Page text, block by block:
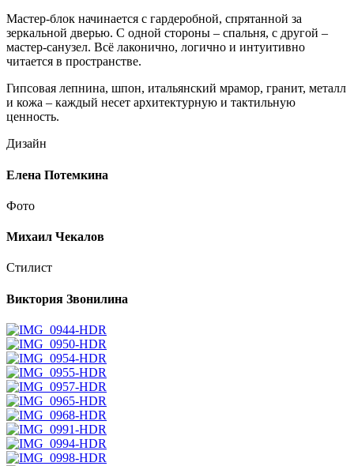
Мастер-блок начинается с гардеробной, спрятанной за
зеркальной дверью. С одной стороны – спальня, с другой –
мастер-санузел. Всё лаконично, логично и интуитивно
читается в пространстве.
Гипсовая лепнина, шпон, итальянский мрамор, гранит, металл
и кожа – каждый несет архитектурную и тактильную
ценность.
Дизайн
Елена Потемкина
Фото
Михаил Чекалов
Стилист
Виктория Звонилина